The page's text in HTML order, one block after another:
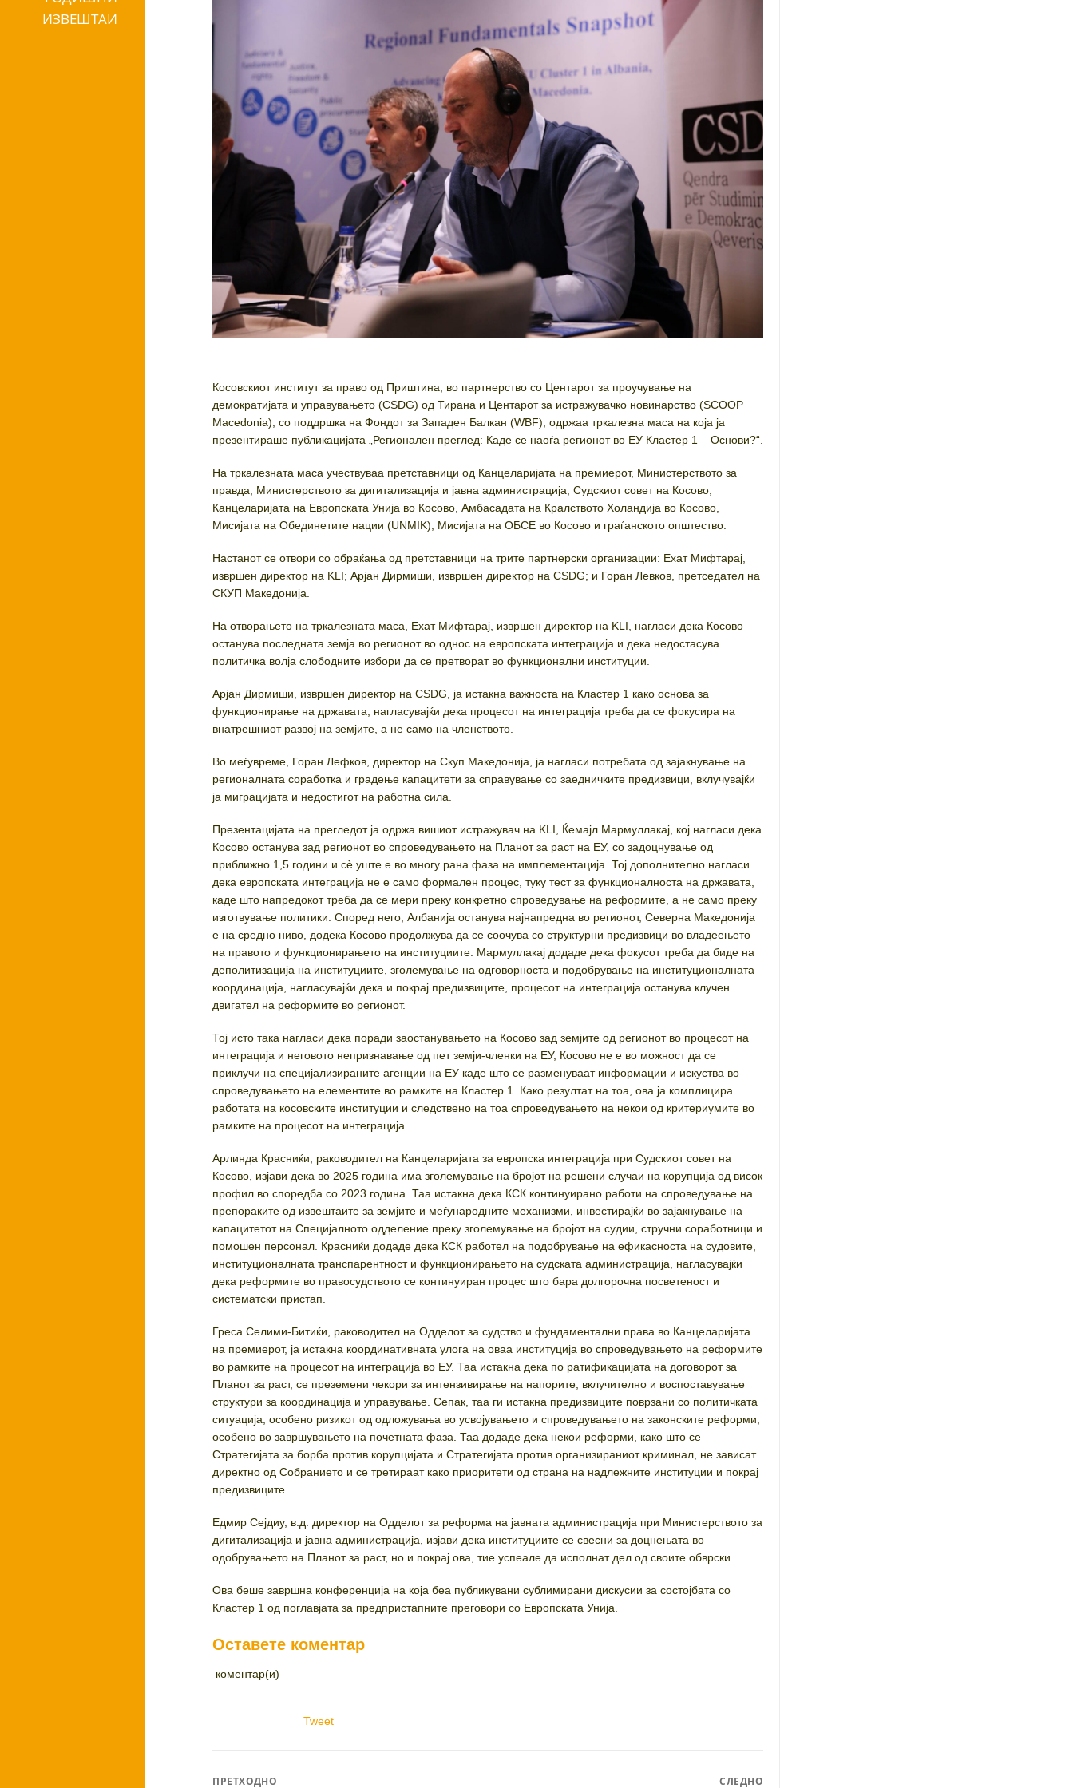
ИЗВЕШТАИ
Косовскиот институт за право од Приштина, во партнерство со Центарот за проучување на
демократијата и управувањето (CSDG) од Тирана и Центарот за истражувачко новинарство (SCOOP
Macedonia), со поддршка на Фондот за Западен Балкан (WBF), одржаа тркалезна маса на која ја
презентираше публикацијата „Регионален преглед: Каде се наоѓа регионот во ЕУ Кластер 1 – Основи?“.
На тркалезната маса учествуваа претставници од Канцеларијата на премиерот, Министерството за
правда, Министерството за дигитализација и јавна администрација, Судскиот совет на Косово,
Канцеларијата на Европската Унија во Косово, Амбасадата на Кралството Холандија во Косово,
Мисијата на Обединетите нации (UNMIK), Мисијата на ОБСЕ во Косово и граѓанското општество.
Настанот се отвори со обраќања од претставници на трите партнерски организации: Ехат Мифтарај,
извршен директор на KLI; Арјан Дирмиши, извршен директор на CSDG; и Горан Левков, претседател на
СКУП Македонија.
На отворањето на тркалезната маса, Ехат Мифтарај, извршен директор на KLI, нагласи дека Косово
останува последната земја во регионот во однос на европската интеграција и дека недостасува
политичка волја слободните избори да се претворат во функционални институции.
Арјан Дирмиши, извршен директор на CSDG, ја истакна важноста на Кластер 1 како основа за
функционирање на државата, нагласувајќи дека процесот на интеграција треба да се фокусира на
внатрешниот развој на земјите, а не само на членството.
Во меѓувреме, Горан Лефков, директор на Скуп Македонија, ја нагласи потребата од зајакнување на
регионалната соработка и градење капацитети за справување со заедничките предизвици, вклучувајќи
ја миграцијата и недостигот на работна сила.
Презентацијата на прегледот ја одржа вишиот истражувач на KLI, Ќемајл Мармуллакај, кој нагласи дека
Косово останува зад регионот во спроведувањето на Планот за раст на ЕУ, со задоцнување од
приближно 1,5 години и сè уште е во многу рана фаза на имплементација. Тој дополнително нагласи
дека европската интеграција не е само формален процес, туку тест за функционалноста на државата,
каде што напредокот треба да се мери преку конкретно спроведување на реформите, а не само преку
изготвување политики. Според него, Албанија останува најнапредна во регионот, Северна Македонија
е на средно ниво, додека Косово продолжува да се соочува со структурни предизвици во владеењето
на правото и функционирањето на институциите. Мармуллакај додаде дека фокусот треба да биде на
деполитизација на институциите, зголемување на одговорноста и подобрување на институционалната
координација, нагласувајќи дека и покрај предизвиците, процесот на интеграција останува клучен
двигател на реформите во регионот.
Тој исто така нагласи дека поради заостанувањето на Косово зад земјите од регионот во процесот на
интеграција и неговото непризнавање од пет земји-членки на ЕУ, Косово не е во можност да се
приклучи на специјализираните агенции на ЕУ каде што се разменуваат информации и искуства во
спроведувањето на елементите во рамките на Кластер 1. Како резултат на тоа, ова ја комплицира
работата на косовските институции и следствено на тоа спроведувањето на некои од критериумите во
рамките на процесот на интеграција.
Арлинда Красниќи, раководител на Канцеларијата за европска интеграција при Судскиот совет на
Косово, изјави дека во 2025 година има зголемување на бројот на решени случаи на корупција од висок
профил во споредба со 2023 година. Таа истакна дека КСК континуирано работи на спроведување на
препораките од извештаите за земјите и меѓународните механизми, инвестирајќи во зајакнување на
капацитетот на Специјалното одделение преку зголемување на бројот на судии, стручни соработници и
помошен персонал. Красниќи додаде дека КСК работел на подобрување на ефикасноста на судовите,
институционалната транспарентност и функционирањето на судската администрација, нагласувајќи
дека реформите во правосудството се континуиран процес што бара долгорочна посветеност и
систематски пристап.
Греса Селими-Битиќи, раководител на Одделот за судство и фундаментални права во Канцеларијата
на премиерот, ја истакна координативната улога на оваа институција во спроведувањето на реформите
во рамките на процесот на интеграција во ЕУ. Таа истакна дека по ратификацијата на договорот за
Планот за раст, се преземени чекори за интензивирање на напорите, вклучително и воспоставување
структури за координација и управување. Сепак, таа ги истакна предизвиците поврзани со политичката
ситуација, особено ризикот од одложувања во усвојувањето и спроведувањето на законските реформи,
особено во завршувањето на почетната фаза. Таа додаде дека некои реформи, како што се
Стратегијата за борба против корупцијата и Стратегијата против организираниот криминал, не зависат
директно од Собранието и се третираат како приоритети од страна на надлежните институции и покрај
предизвиците.
Едмир Сејдиу, в.д. директор на Одделот за реформа на јавната администрација при Министерството за
дигитализација и јавна администрација, изјави дека институциите се свесни за доцнењата во
одобрувањето на Планот за раст, но и покрај ова, тие успеале да исполнат дел од своите обврски.
Ова беше завршна конференција на која беа публикувани сублимирани дискусии за состојбата со
Кластер 1 од поглавјата за предпристапните преговори со Европската Унија.
Оставете коментар
коментар(и)
Tweet
Post
ПРЕТХОДНО СЛЕДНО